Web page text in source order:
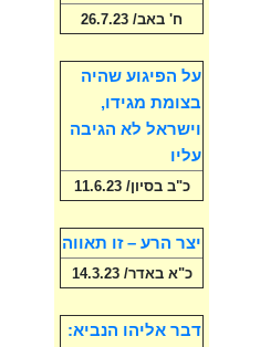
ח' באב/ 26.7.23
על הפיגוע שהיה
בצומת מגידו,
וישראל לא הגיבה
עליו
כ"ב בסיון/ 11.6.23
יצר הרע – זו תאווה
כ"א באדר/ 14.3.23
דבר אליהו הנביא: